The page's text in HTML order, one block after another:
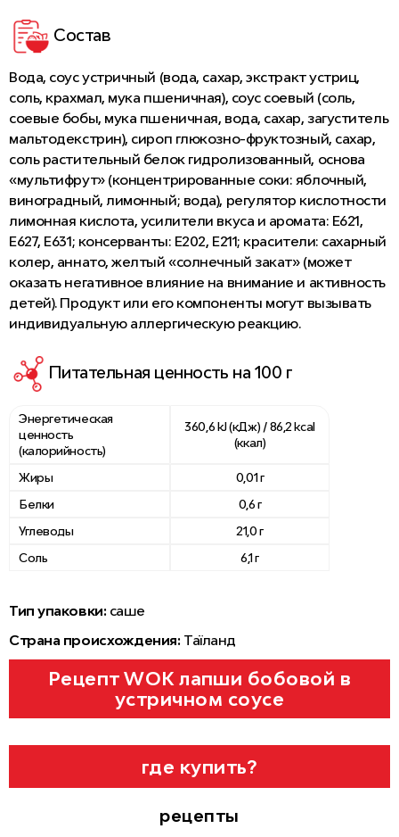
Состав
Вода, соус устричный (вода, сахар, экстракт устриц,
соль, крахмал, мука пшеничная), соус соевый (соль,
соевые бобы, мука пшеничная, вода, сахар, загуститель
мальтодекстрин), сироп глюкозно-фруктозный, сахар,
соль растительный белок гидролизованный, основа
«мультифрут» (концентрированные соки: яблочный,
виноградный, лимонный; вода), регулятор кислотности
лимонная кислота, усилители вкуса и аромата: Е621,
Е627, Е631; консерванты: Е202, Е211; красители: сахарный
колер, аннато, желтый «солнечный закат» (может
оказать негативное влияние на внимание и активность
детей). Продукт или его компоненты могут вызывать
индивидуальную аллергическую реакцию.
Питательная ценность на 100 г
Энергетическая
ценность
(калорийность)
360,6 kJ (кДж) / 86,2 kcal
(ккал)
Жиры
0,01 г
Белки
0,6 г
Углеводы
21,0 г
Соль
6,1 г
Тип упаковки: саше
Страна происхождения: Таїланд
Рецепт WOK лапши бобовой в
устричном соусе
где купить?
рецепты